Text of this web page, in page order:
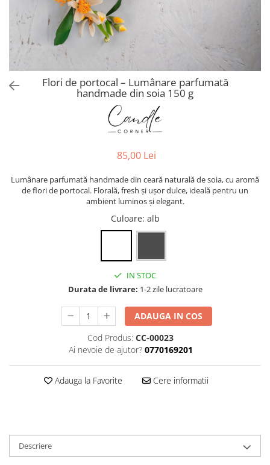
Flori de portocal – Lumânare parfumată
handmade din soia 150 g
85,00 Lei
Lumânare parfumată handmade din ceară naturală de soia, cu aromă
de flori de portocal. Florală, fresh și ușor dulce, ideală pentru un
ambient luminos și elegant.
Culoare: alb
IN STOC
Durata de livrare: 1-2 zile lucratoare
ADAUGA IN COS
Cod Produs: CC-00023
Ai nevoie de ajutor? 0770169201
Adauga la Favorite Cere informatii
Descriere